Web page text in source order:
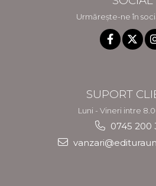
Urmărește-ne în
SUPORT
Luni - Vineri intre
0745 200